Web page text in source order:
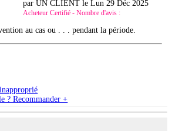
par UN CLIENT leLun 29 Déc 2025
Acheteur Certifié - Nombre d'avis :
au cas ou . . . pendant la période.
? Recommander +